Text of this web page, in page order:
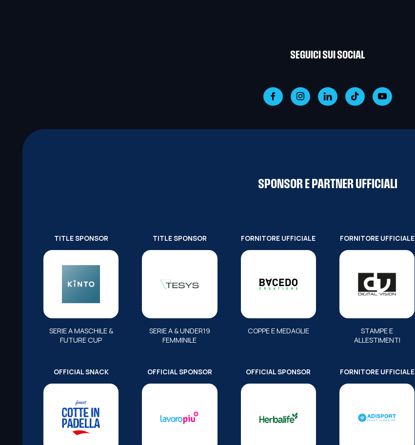
SEGUICI SUI SOCIAL
SPONSOR E PARTNER UFFICIALI
TITLE SPONSOR
SERIE A MASCHILE &
FUTURE CUP
TITLE SPONSOR
SERIE A & UNDER19
FEMMINILE
FORNITORE UFFICIALE
COPPE E MEDAGLIE
FORNITORE UFFICIALE
STAMPE E
ALLESTIMENTI
OFFICIAL SNACK OFFICIAL SPONSOR OFFICIAL SPONSOR FORNITORE UFFICIALE